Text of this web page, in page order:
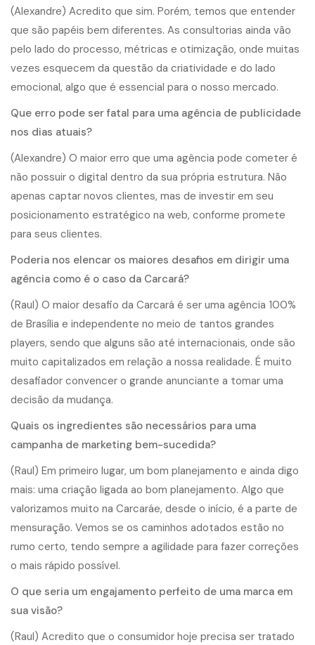
(Alexandre) Acredito que sim. Porém, temos que entender
que são papéis bem diferentes. As consultorias ainda vão
pelo lado do processo, métricas e otimização, onde muitas
vezes esquecem da questão da criatividade e do lado
emocional, algo que é essencial para o nosso mercado.
Que erro pode ser fatal para uma agência de publicidade
nos dias atuais?
(Alexandre) O maior erro que uma agência pode cometer é
não possuir o digital dentro da sua própria estrutura. Não
apenas captar novos clientes, mas de investir em seu
posicionamento estratégico na web, conforme promete
para seus clientes.
Poderia nos elencar os maiores desafios em dirigir uma
agência como é o caso da Carcará?
(Raul) O maior desafio da Carcará é ser uma agência 100%
de Brasília e independente no meio de tantos grandes
players, sendo que alguns são até internacionais, onde são
muito capitalizados em relação a nossa realidade. É muito
desafiador convencer o grande anunciante a tomar uma
decisão da mudança.
Quais os ingredientes são necessários para uma
campanha de marketing bem-sucedida?
(Raul) Em primeiro lugar, um bom planejamento e ainda digo
mais: uma criação ligada ao bom planejamento. Algo que
valorizamos muito na Carcaráe, desde o início, é a parte de
mensuração. Vemos se os caminhos adotados estão no
rumo certo, tendo sempre a agilidade para fazer correções
o mais rápido possível.
O que seria um engajamento perfeito de uma marca em
sua visão?
(Raul) Acredito que o consumidor hoje precisa ser tratado